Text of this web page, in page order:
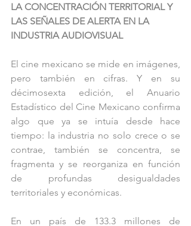
LA CONCENTRACIÓN TERRITORIAL Y
LAS SEÑALES DE ALERTA EN LA
INDUSTRIA AUDIOVISUAL
El cine mexicano se mide en imágenes,
pero también en cifras. Y en su
décimosexta edición, el Anuario
Estadístico del Cine Mexicano confirma
algo que ya se intuía desde hace
tiempo: la industria no solo crece o se
contrae, también se concentra, se
fragmenta y se reorganiza en función
de profundas desigualdades
territoriales y económicas.
En un país de 133.3 millones de